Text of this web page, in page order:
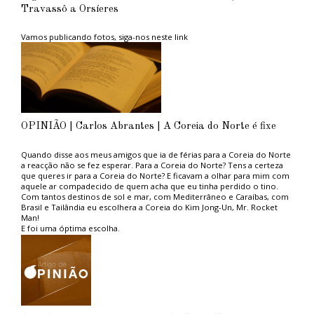
cirúrgico, desde a lavagem até à
acautelar um desajustado
mais diferenciadas e
preparadas para emergências
e urgências”, referiu a ULS RA
em comunicado. “Esta
resposta está também
desenhada para poder
atender os doentes que não
tem médico de
família/esporádicos/migrantes
ter que ser atendidos em
ambiente de urgência”.
A ULS RA, com a abertura
deste CAC, pretende “garantir
um reforço da capacidade
integrada de resposta ao
cidadão, que assim, em
situações de menor
gravidade, pode resolver a
sua situação de saúde de
forma mais rápida e
confortável”.
tem vindo a ser encerrado em
Travassô a Orsíeres
Vamos publicando fotos, siga-nos neste link
OPINIÃO | Carlos Abrantes | A Coreia do Norte é fixe
Quando disse aos meus amigos que ia de férias para a Coreia do Norte
a reacção não se fez esperar. Para a Coreia do Norte? Tens a certeza
que queres ir para a Coreia do Norte? E ficavam a olhar para mim com
aquele ar compadecido de quem acha que eu tinha perdido o tino.
Com tantos destinos de sol e mar, com Mediterrâneo e Caraíbas, com
Brasil e Tailândia eu escolhera a Coreia do Kim Jong-Un, Mr. Rocket
Man!
E foi uma óptima escolha.
Aconselho aos ambientalistas do PAN, tão na moda, e aos amantes das
grandes causas politicamente correctas, uma estadia naquele paraíso
ambiental. Não sofrerão com os engarrafamentos das grandes
metrópoles capitalistas porque em Pyongyang, a capital, praticamente
não circulam automóveis, nem camiões, nem autocarros. Emissões de
carbono zero, ou quase.
Em contrapartida vê-se muita gente a pé, a caminho do trabalho ou de